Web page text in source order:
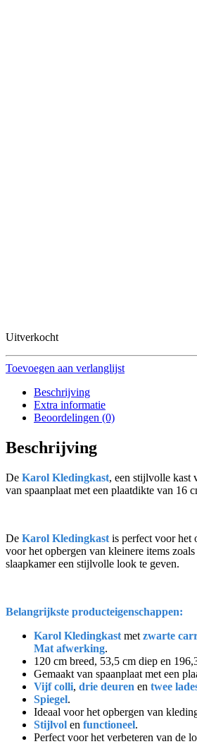
Uitverkocht
Toevoegen aan verlanglijst
Beschrijving
Extra informatie
Beoordelingen (0)
Beschrijving
De Karol Kledingkast, een stijlvolle kast
van spaanplaat met een plaatdikte van 16
De Karol Kledingkast is perfect voor het
voor het opbergen van kleinere items
slaapkamer een stijlvolle look te geven.
Belangrijkste producteigenschappen:
Karol Kledingkast met zwarte
Mat afwerking.
120 cm breed, 53,5 cm diep en
Gemaakt van spaanplaat met een
Vijf colli, drie deuren en twee
Spiegel.
Ideaal voor het opbergen van
Stijlvol en functioneel.
Perfect voor het verbeteren van de